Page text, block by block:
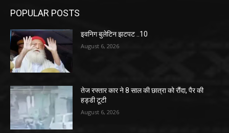
POPULAR POSTS
इवनिग बुलेटिन झटपट ..10
August 6, 2026
तेज रफ्तार कार ने 8 साल की छात्रा को रौंदा, पैर की
हड्डी टूटी
August 6, 2026